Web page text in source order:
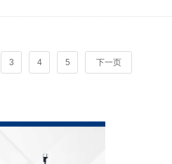
3 4 5 下一页